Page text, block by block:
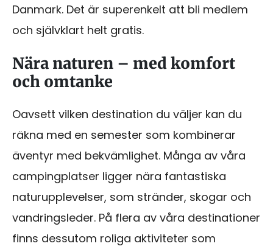
Danmark. Det är superenkelt att bli medlem
och självklart helt gratis.
Nära naturen – med komfort
och omtanke
Oavsett vilken destination du väljer kan du
räkna med en semester som kombinerar
äventyr med bekvämlighet. Många av våra
campingplatser ligger nära fantastiska
naturupplevelser, som stränder, skogar och
vandringsleder. På flera av våra destinationer
finns dessutom roliga aktiviteter som